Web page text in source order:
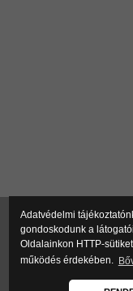
Adatvédelmi
gondoskodunk a
Oldalainkon HTTP-
működés érdekében.